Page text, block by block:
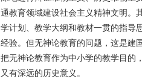
通教育领域建设社会主义精神文明。
学计划、教学大纲和教材一贯的指导
经验。但无神论教育的问题，这是建
把无神论教育作为中小学的教学目的
又有深远的历史意义。